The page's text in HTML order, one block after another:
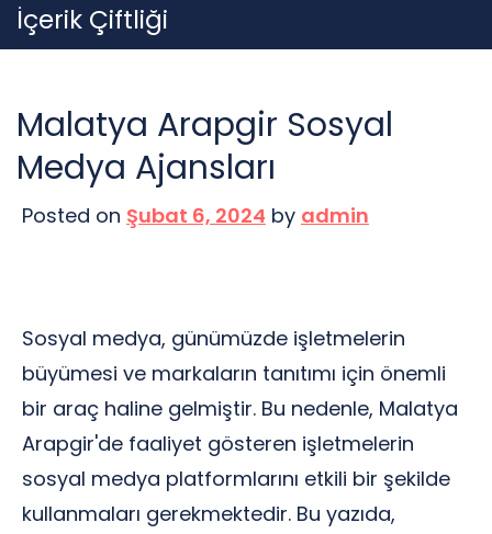
Skip
to
İçerik Çiftliği
Malatya Arapgir Sosyal
Medya Ajansları
Posted on Şubat 6, 2024 by admin
Sosyal medya, günümüzde işletmelerin
büyümesi ve markaların tanıtımı için önemli
bir araç haline gelmiştir. Bu nedenle, Malatya
Arapgir'de faaliyet gösteren işletmelerin
sosyal medya platformlarını etkili bir şekilde
kullanmaları gerekmektedir. Bu yazıda,